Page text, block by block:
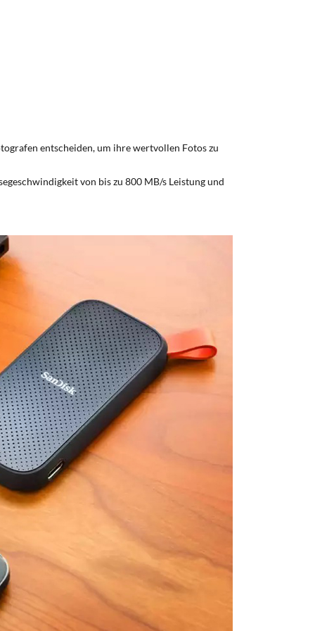
entscheiden, um ihre wertvollen Fotos zu
von bis zu 800 MB/s Leistung und